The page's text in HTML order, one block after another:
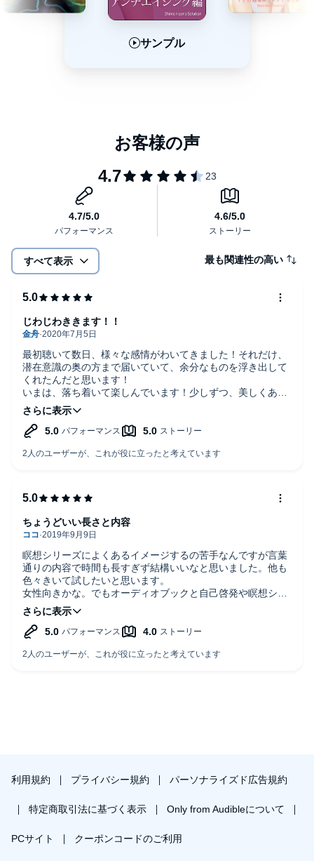
サンプル
すべて表示 最も関連性の高い
最初聴いて数日、様々な感情がわいてきました！それだけ、
潜在意識の奥の方まで届いていて、余分なものを浮き出して
くれたんだと思います！
いまは、落ち着いて楽しんでいます！少しずつ、美しくある
ことを受け入れつつあるように思います。
これからのさらなる変化が楽しみです！
じわじわききます！！
瞑想シリーズによくあるイメージするの苦手なんですが言葉
通りの内容で時間も長すぎず結構いいなと思いました。他も
色々きいて試したいと思います。
女性向きかな。でもオーディオブックと自己啓発や瞑想シリ
ーズは相性とってもいいと思います。
ちょうどいい長さと内容
利用規約 プライバシー規約 パーソナライズド広告規約
特定商取引法に基づく表示 Only from Audibleについて
PCサイト クーポンコードのご利用